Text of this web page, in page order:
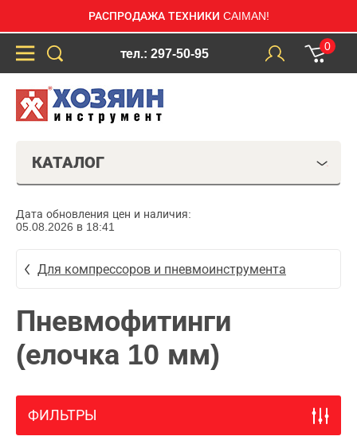
РАСПРОДАЖА ТЕХНИКИ CAIMAN!
тел.: 297-50-95
0
КАТАЛОГ
Дата обновления цен и наличия:
05.08.2026 в 18:41
Для компрессоров и пневмоинструмента
Пневмофитинги
(елочка 10 мм)
ФИЛЬТРЫ